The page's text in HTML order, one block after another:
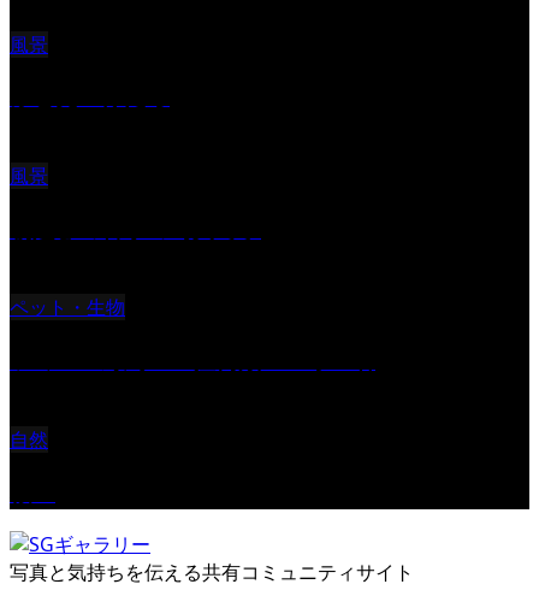
風景
風景
ペット・生物
自然
写真と気持ちを伝える共有コミュニティサイト